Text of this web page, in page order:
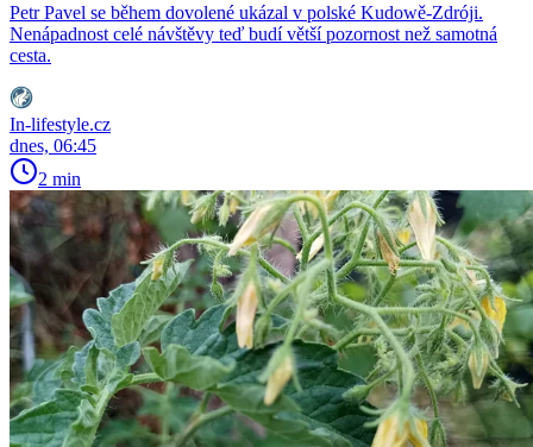
Petr Pavel se během dovolené ukázal v polské Kudowě-Zdróji.
Nenápadnost celé návštěvy teď budí větší pozornost než samotná
cesta.
In-lifestyle.cz
dnes, 06:45
2 min